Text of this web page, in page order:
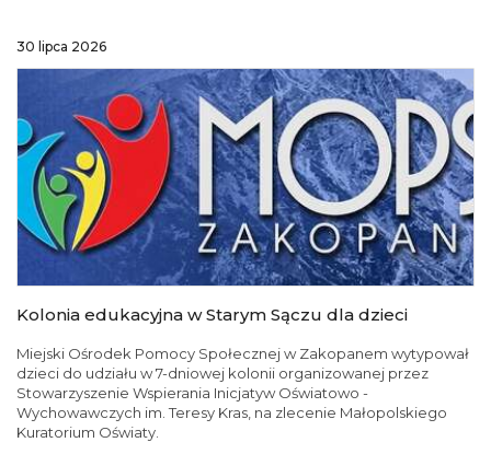
30 lipca 2026
Kolonia edukacyjna w Starym Sączu dla dzieci
Miejski Ośrodek Pomocy Społecznej w Zakopanem wytypował
dzieci do udziału w 7-dniowej kolonii organizowanej przez
Stowarzyszenie Wspierania Inicjatyw Oświatowo -
Wychowawczych im. Teresy Kras, na zlecenie Małopolskiego
Kuratorium Oświaty.